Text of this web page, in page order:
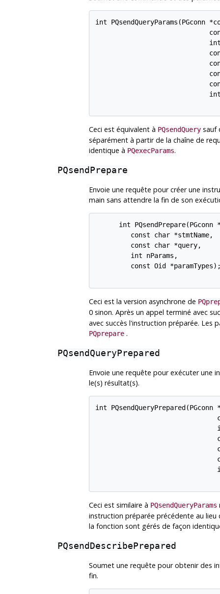
int PQsendQueryParams(PGconn
Ceci est équivalent à PQsendQuerysauf
séparément à partir de la chaîne de
identique à PQexecParams.
PQsendPrepare
Envoie une requête pour créer une
main sans attendre la fin de son
int PQsendPrepare(PGconn
         const char *stmtName,
         const char *query,
         int nParams,
const Oid
Ceci est la version asynchrone de
0 sinon. Après un appel terminé avec
avec succès l'instruction préparée. Les
PQprepare .
PQsendQueryPrepared
Envoie une requête pour exécuter une
le(s) résultat(s).
int PQsendQueryPrepared(PGconn
Ceci est similaire à PQsendQueryParams
instruction préparée précédente au
la fonction sont gérés de façon
PQsendDescribePrepared
Soumet une requête pour obtenir des
fin.